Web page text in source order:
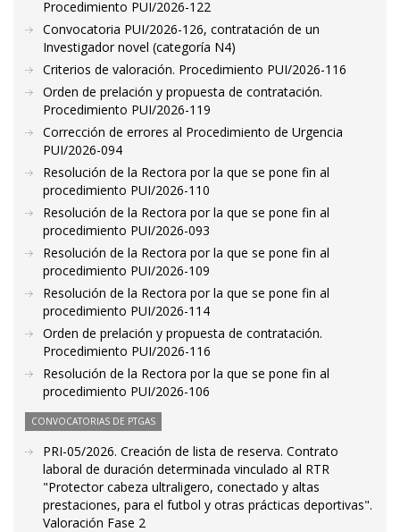
Procedimiento PUI/2026-122
Convocatoria PUI/2026-126, contratación de un
Investigador novel (categoría N4)
Criterios de valoración. Procedimiento PUI/2026-116
Orden de prelación y propuesta de contratación.
Procedimiento PUI/2026-119
Corrección de errores al Procedimiento de Urgencia
PUI/2026-094
Resolución de la Rectora por la que se pone fin al
procedimiento PUI/2026-110
Resolución de la Rectora por la que se pone fin al
procedimiento PUI/2026-093
Resolución de la Rectora por la que se pone fin al
procedimiento PUI/2026-109
Resolución de la Rectora por la que se pone fin al
procedimiento PUI/2026-114
Orden de prelación y propuesta de contratación.
Procedimiento PUI/2026-116
Resolución de la Rectora por la que se pone fin al
procedimiento PUI/2026-106
CONVOCATORIAS DE PTGAS
PRI-05/2026. Creación de lista de reserva. Contrato
laboral de duración determinada vinculado al RTR
"Protector cabeza ultraligero, conectado y altas
prestaciones, para el futbol y otras prácticas deportivas".
Valoración Fase 2